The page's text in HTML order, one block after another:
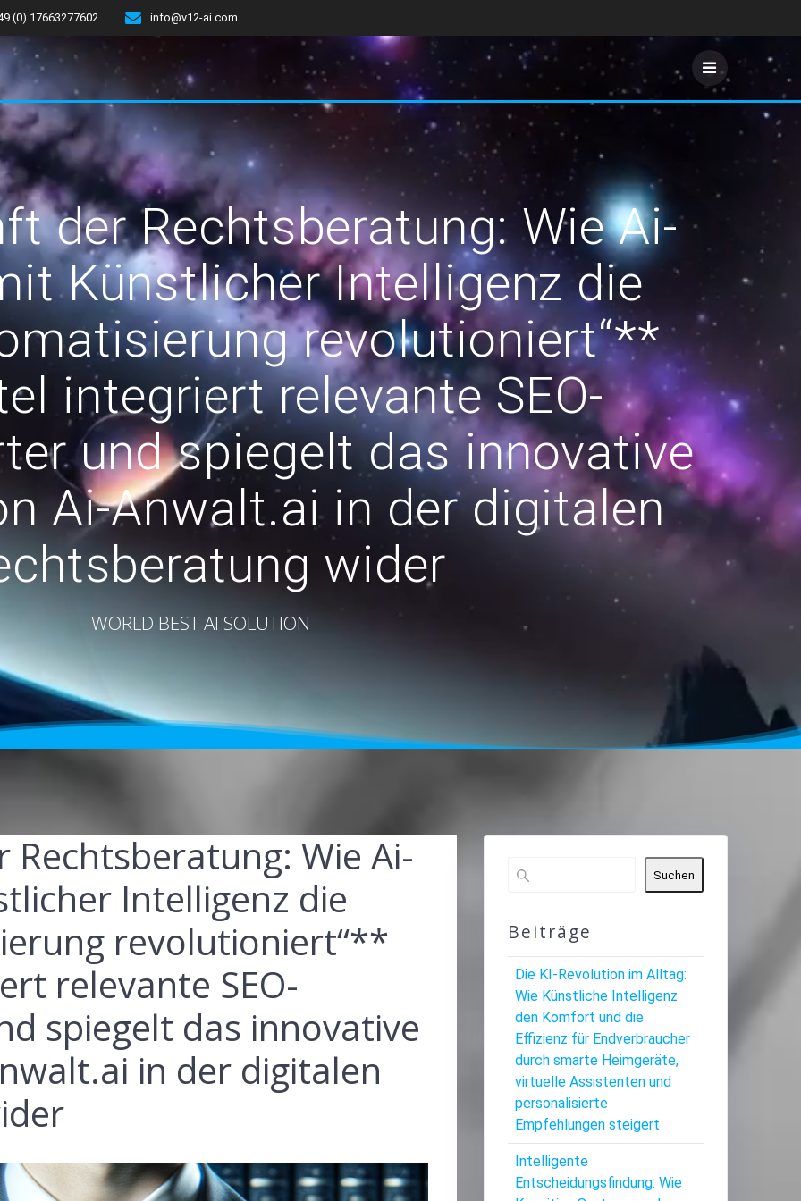
(0) 17663277602 info@v12-ai.com
der Rechtsberatung: Wie Ai-
Künstlicher Intelligenz die
revolutioniert“**
integriert relevante SEO-
und spiegelt das innovative
Ai-Anwalt.ai in der digitalen
wider
WORLD BEST AI SOLUTION
Wie Ai-
Intelligenz die
revolutioniert“**
relevante SEO-
spiegelt das innovative
in der digitalen
Suchen
Beiträge
Die KI-Revolution im Alltag:
Wie Künstliche Intelligenz
den Komfort und die
Effizienz für Endverbraucher
durch smarte Heimgeräte,
virtuelle Assistenten und
personalisierte
Empfehlungen steigert
Intelligente
Entscheidungsfindung: Wie